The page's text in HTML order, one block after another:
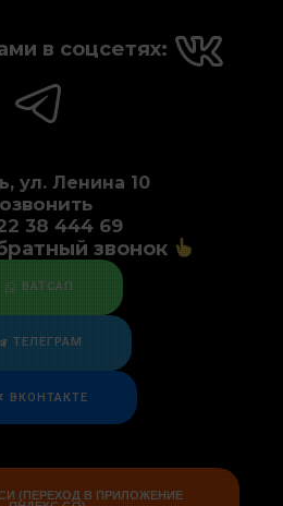
в соцсетях:
ул. Ленина 10
38 444 69
звонок
ВАТСАП
ТЕЛЕГРАМ
ВКОНТАКТЕ
(ПЕРЕХОД В ПРИЛОЖЕНИЕ